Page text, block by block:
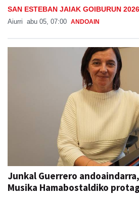
SAN ESTEBAN JAIAK GOIBURUN 2026
Aiurri abu 05, 07:00 ANDOAIN
Junkal Guerrero
Musika Hamabostaldiko